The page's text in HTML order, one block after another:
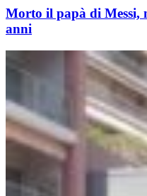
Morto il papà di Messi,
anni